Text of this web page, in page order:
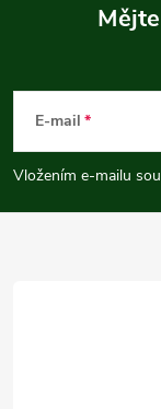
p
a
E-mail
Vložením e-mailu